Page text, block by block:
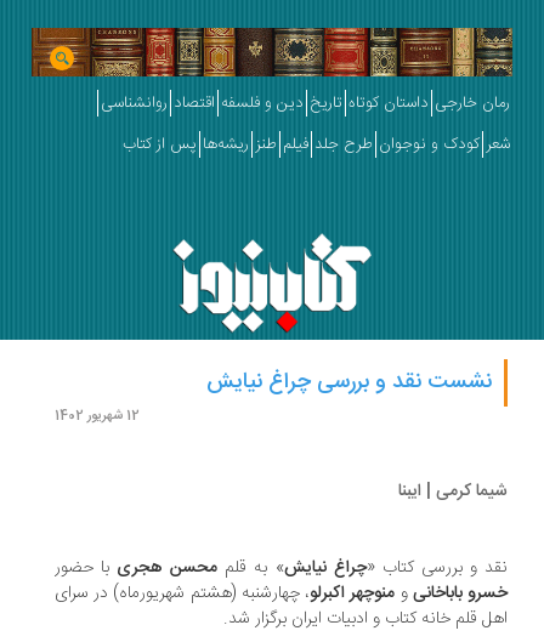
خارجی داستان کوتاه تاریخ دین و فلسفه اقتصاد روانشناسی
کودک و نوجوان طرح جلد فیلم طنز ریشه‌ها پس از کتاب
نشست نقد و بررسی چراغ نیایش
کرمی | ایبنا
و بررسی کتاب «چراغ نیایش » به قلممحسن هجری با حضور
باباخانیومنوچهر اکبرلو، چهار‌شنبه (هشتم شهریورماه) در سرای
قلم خانه کتاب و ادبیات ایران برگزار شد.